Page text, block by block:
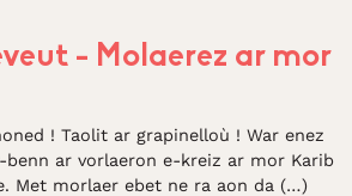
- Molaerez ar mor
! Taolit ar grapinelloù ! War enez
benn ar vorlaeron e-kreiz ar mor Karib
Met morlaer ebet ne ra aon da (…)